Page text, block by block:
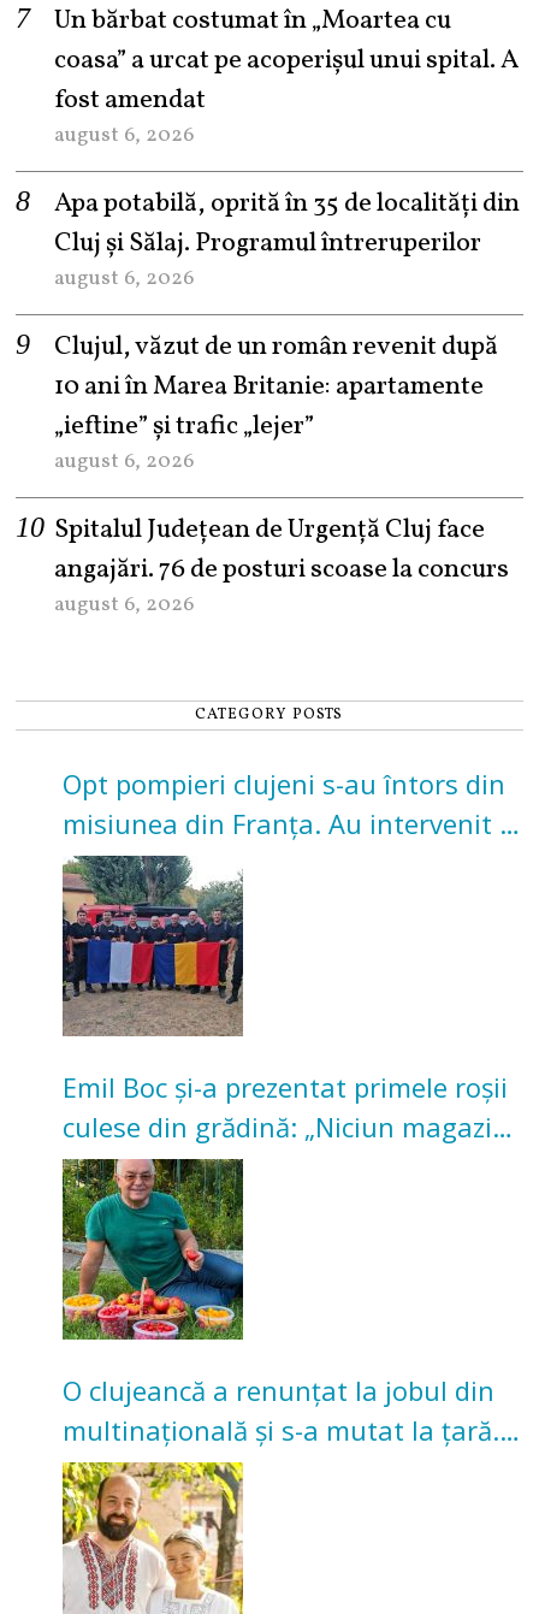
Un bărbat costumat în „Moartea cu
coasa” a urcat pe acoperișul unui spital. A
fost amendat
august 6, 2026
Apa potabilă, oprită în 35 de localități din
Cluj și Sălaj. Programul întreruperilor
august 6, 2026
Clujul, văzut de un român revenit după
10 ani în Marea Britanie: apartamente
„ieftine” și trafic „lejer”
august 6, 2026
Spitalul Județean de Urgență Cluj face
angajări. 76 de posturi scoase la concurs
august 6, 2026
CATEGORY POSTS
Opt pompieri clujeni s-au întors din
misiunea din Franța. Au intervenit la
incendii de vegetație și pădure
Emil Boc și-a prezentat primele roșii
culese din grădină: „Niciun magazin
nu poate oferi această satisfacție”
O clujeancă a renunțat la jobul din
multinațională și s-a mutat la țară.
Acum cultivă legume în grădina
bunicilor